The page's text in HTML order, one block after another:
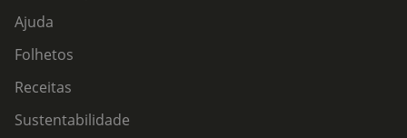
Organize os brinquedos ao alcance da criança
Um ambiente simples e seguro, sem excessos
Ajuda
Folhetos
Receitas
Sustentabilidade